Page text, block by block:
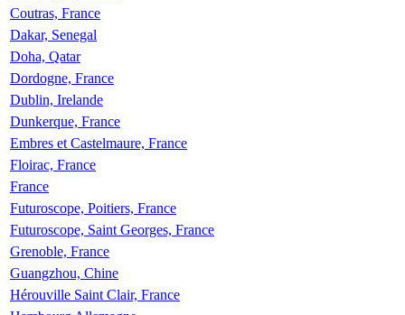
Coutras, France
Dakar, Senegal
Doha, Qatar
Dordogne, France
Dublin, Irelande
Dunkerque, France
Embres et Castelmaure, France
Floirac, France
France
Futuroscope, Poitiers, France
Futuroscope, Saint Georges, France
Grenoble, France
Guangzhou, Chine
Hérouville Saint Clair, France